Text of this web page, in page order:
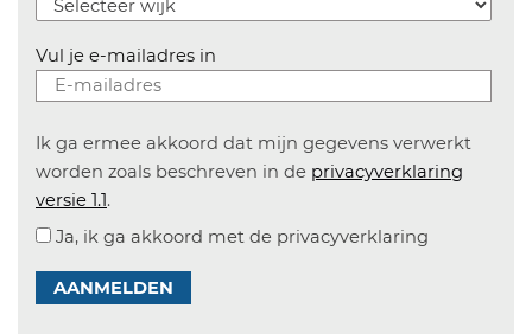
Vul je e-mailadres in
Ik ga ermee akkoord dat mijn gegevens verwerkt
worden zoals beschreven in de privacyverklaring
versie 1.1.
Ja, ik ga akkoord met de privacyverklaring
AANMELDEN